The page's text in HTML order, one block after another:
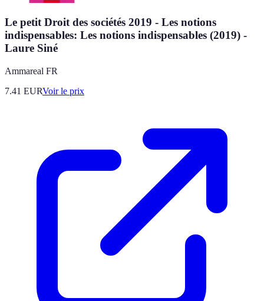
Le petit Droit des sociétés 2019 - Les notions
indispensables: Les notions indispensables (2019) -
Laure Siné
Ammareal FR
7.41 EURVoir le prix